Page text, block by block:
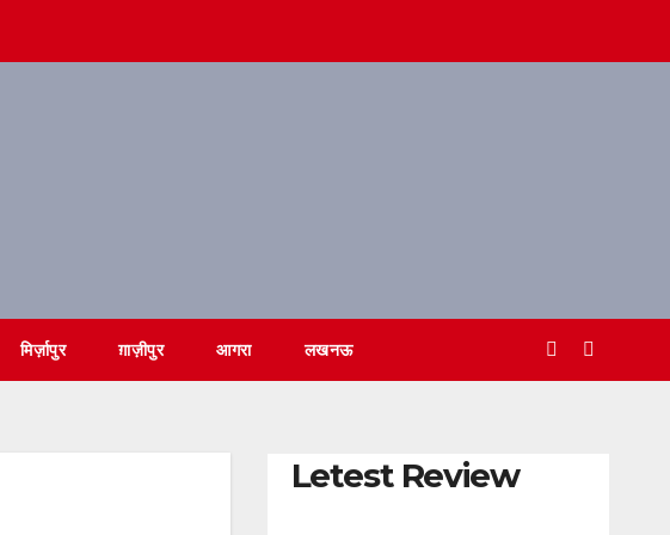
मिर्ज़ापुर ग़ाज़ीपुर आगरा लखनऊ
Letest Review